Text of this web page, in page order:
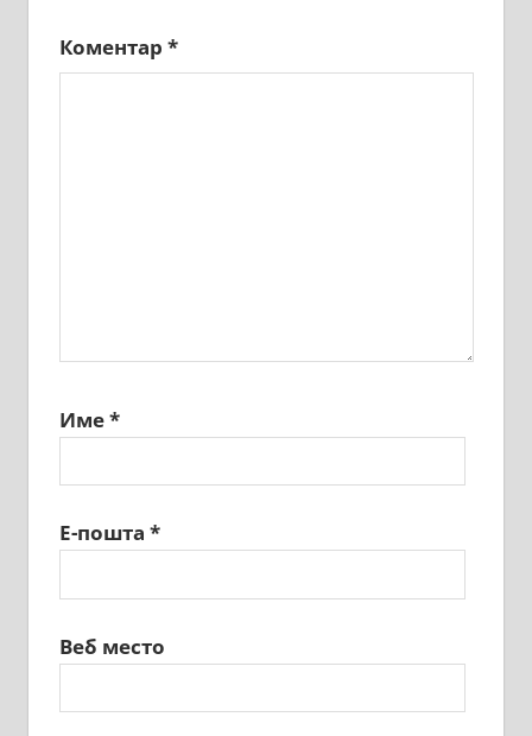
Коментар *
Име*
Е-пошта *
Веб место